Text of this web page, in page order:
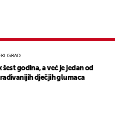
GRAD
šest godina, a već je jedan od
dječjih glumaca